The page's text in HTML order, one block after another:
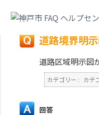
戻る
道路境界明示
道路区域明示図
カテゴリー : カテ
回答